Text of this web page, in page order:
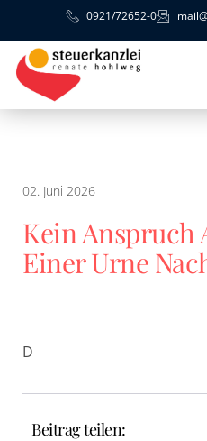
0921/72652-0
02. Juni 2026
Kein Anspruch
Einer Urne
D
Beitrag teilen: